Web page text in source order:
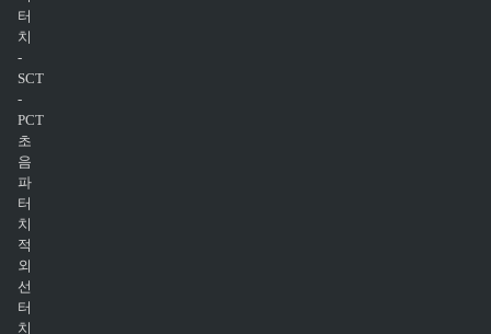
터
치
-
SCT
-
PCT
초
음
파
터
치
적
외
선
터
치